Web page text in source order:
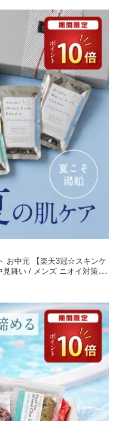
お中元 【楽天3冠☆スキンケ
見舞い / メンズ ニオイ対策 /
ロマ モイスト バスパウダ
潤い 御祝 美容 コスメ にご